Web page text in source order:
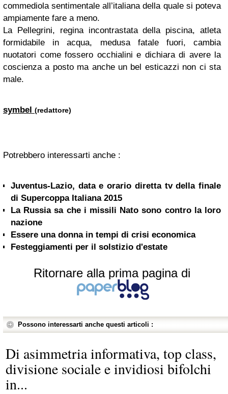
commediola sentimentale all’italiana della quale si poteva
ampiamente fare a meno.
La Pellegrini, regina incontrastata della piscina, atleta
formidabile in acqua, medusa fatale fuori, cambia
nuotatori come fossero occhialini e dichiara di avere la
coscienza a posto ma anche un bel esticazzi non ci sta
male.
symbel (redattore)
Potrebbero interessarti anche :
Juventus-Lazio, data e orario diretta tv della finale
di Supercoppa Italiana 2015
La Russia sa che i missili Nato sono contro la loro
nazione
Essere una donna in tempi di crisi economica
Festeggiamenti per il solstizio d'estate
Ritornare alla prima pagina di
Possono interessarti anche questi articoli :
Di asimmetria informativa, top class,
divisione sociale e invidiosi bifolchi
in...